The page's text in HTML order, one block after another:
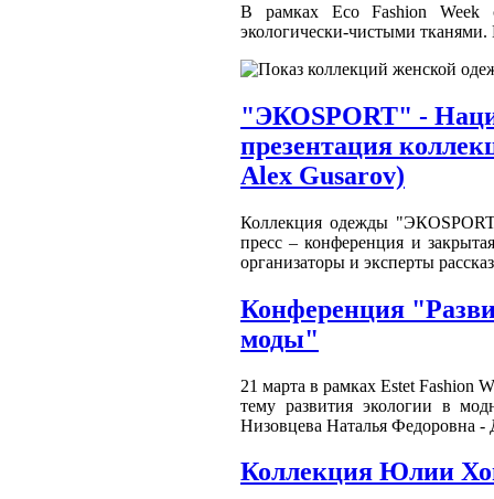
В рамках Eco Fashion Week
экологически-чистыми
"ЭКОSPORT" -
презентация
Alex Gusarov)
Коллекция одежды
пресс – конференция и
организаторы и эксперты
Конференция
моды"
21 марта в рамках Estet Fashion
тему развития экологии в
Низовцева Наталья Федоровна
Коллекция Юлии